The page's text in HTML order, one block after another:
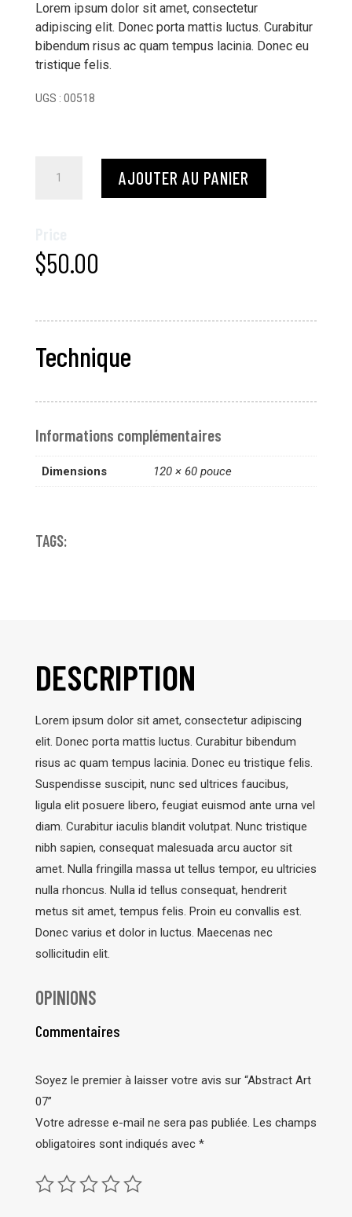
Lorem ipsum dolor sit amet, consectetur
adipiscing elit. Donec porta mattis luctus. Curabitur
bibendum risus ac quam tempus lacinia. Donec eu
tristique felis.
UGS : 00518
07
AJOUTER AU PANIER
$50.00
Technique
Informations complémentaires
Dimensions 120 × 60 pouce
TAGS:
DESCRIPTION
Lorem ipsum dolor sit amet, consectetur adipiscing
elit. Donec porta mattis luctus. Curabitur bibendum
risus ac quam tempus lacinia. Donec eu tristique felis.
Suspendisse suscipit, nunc sed ultrices faucibus,
ligula elit posuere libero, feugiat euismod ante urna vel
diam. Curabitur iaculis blandit volutpat. Nunc tristique
nibh sapien, consequat malesuada arcu auctor sit
amet. Nulla fringilla massa ut tellus tempor, eu ultricies
nulla rhoncus. Nulla id tellus consequat, hendrerit
metus sit amet, tempus felis. Proin eu convallis est.
Donec varius et dolor in luctus. Maecenas nec
sollicitudin elit.
OPINIONS
Commentaires
Soyez le premier à laisser votre avis sur “Abstract Art
07”
Votre adresse e-mail ne sera pas publiée. Les champs
obligatoires sont indiqués avec *